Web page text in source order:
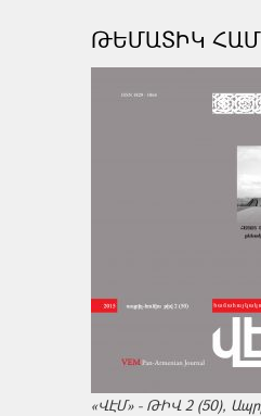
ԹԵՄԱՏԻԿ
«ՎԷՄ» - ԹԻՎ 2 (50),